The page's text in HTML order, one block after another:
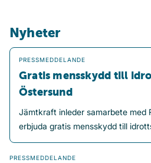
Nyheter
Gratis mensskydd till
PRESSMEDDELANDE
Gratis mensskydd till
Östersund
Jämtkraft inleder samarbete med
erbjuda gratis mensskydd till
har partneravtal med i
ska bidra till ett tryggare
PRESSMEDDELANDE